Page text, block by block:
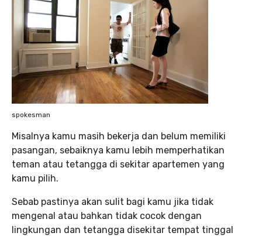
spokesman
Misalnya kamu masih bekerja dan belum memiliki
pasangan, sebaiknya kamu lebih memperhatikan
teman atau tetangga di sekitar apartemen yang
kamu pilih.
Sebab pastinya akan sulit bagi kamu jika tidak
mengenal atau bahkan tidak cocok dengan
lingkungan dan tetangga disekitar tempat tinggal